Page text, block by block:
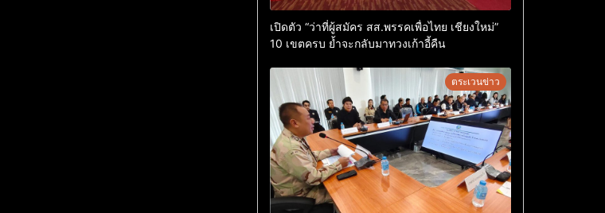
เปิดตัว “ว่าที่ผู้สมัคร สส.พรรคเพื่อไทย เชียงใหม่”
10 เขตครบ ย้ำจะกลับมาทวงเก้าอี้คืน
ตระเวนข่าว